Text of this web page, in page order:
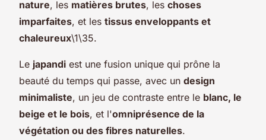
nature, les matières brutes, les choses
imparfaites, et les tissus enveloppants et
chaleureux\1\35.
Le japandi est une fusion unique qui prône la
beauté du temps qui passe, avec un design
minimaliste, un jeu de contraste entre le blanc, le
beige et le bois, et l'omniprésence de la
végétation ou des fibres naturelles.